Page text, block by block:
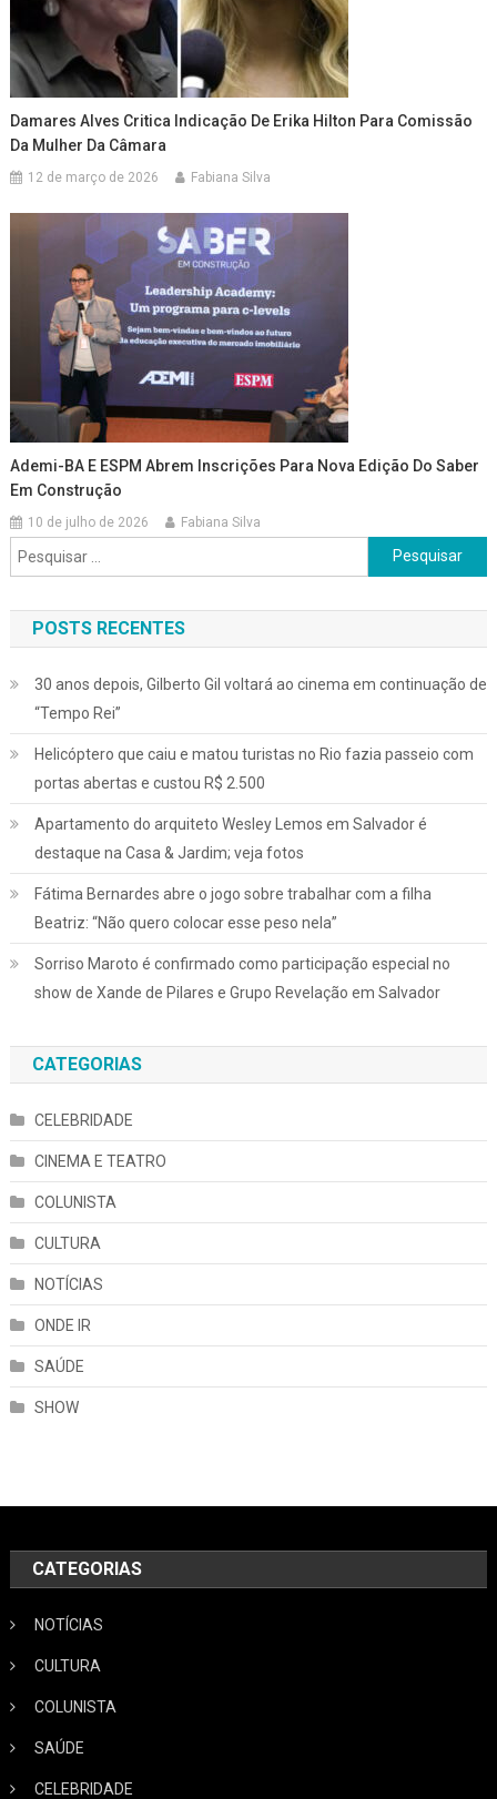
Damares Alves Critica Indicação De Erika Hilton Para Comissão
Da Mulher Da Câmara
12 de março de 2026 Fabiana Silva
Ademi-BA E ESPM Abrem Inscrições Para Nova Edição Do Saber
Em Construção
10 de julho de 2026 Fabiana Silva
Pesquisar
por:
POSTS RECENTES
30 anos depois, Gilberto Gil voltará ao cinema em continuação de
“Tempo Rei”
Helicóptero que caiu e matou turistas no Rio fazia passeio com
portas abertas e custou R$ 2.500
Apartamento do arquiteto Wesley Lemos em Salvador é
destaque na Casa & Jardim; veja fotos
Fátima Bernardes abre o jogo sobre trabalhar com a filha
Beatriz: “Não quero colocar esse peso nela”
Sorriso Maroto é confirmado como participação especial no
show de Xande de Pilares e Grupo Revelação em Salvador
CATEGORIAS
CELEBRIDADE
CINEMA E TEATRO
COLUNISTA
CULTURA
NOTÍCIAS
ONDE IR
SAÚDE
SHOW
CATEGORIAS
NOTÍCIAS
CULTURA
COLUNISTA
SAÚDE
CELEBRIDADE